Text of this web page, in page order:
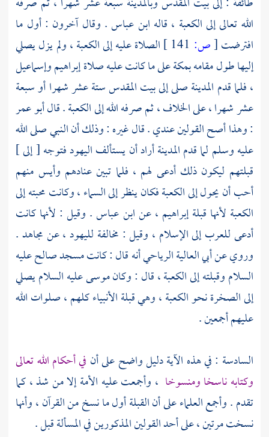
الله تعالى إلى الكعبة ، قاله ابن عباس. وقال آخرون : أول ما
افترضت[ص: الصلاة عليه إلىالكعبة، ولم يزل يصلي
إليها طول مقامهبمكةعلى ما كانت عليه صلاةإبراهيموإسماعيل
، فلما قدم المدينةصلى إلىبيت المقدسستة عشر شهرا أو سبعة
عشر شهرا ، على الخلاف ، ثم صرفه الله إلىالكعبة. قالأبو عمر
: وهذا أصح القولين عندي . قال غيره : وذلك أن النبي صلى الله
عليه وسلم لما قدمالمدينةأراد أن يستألف اليهود فتوجه [ إلى ]
قبلتهم ليكون ذلك أدعى لهم ، فلما تبين عنادهم وأيس منهم
أحب أن يحول إلىالكعبةفكان ينظر إلى السماء ، وكانت محبته إلى
الكعبة لأنها قبلةإبراهيم ، عنابن عباس. وقيل : لأنها كانت
أدعى للعرب إلى الإسلام ، وقيل : مخالفة لليهود ، عنمجاهد.
وروي عنأبي العالية الرياحيأنه قال : كانتمسجدصالحعليه
السلام وقبلته إلىالكعبة، قال : وكانموسىعليه السلام يصلي
إلى الصخرة نحوالكعبة، وهي قبلة الأنبياء كلهم ، صلوات الله
عليهم أجمعين .
السادسة : في هذه الآية دليل واضح على أن في أحكام الله تعالى
وكتابه ناسخا ومنسوخا ، وأجمعت عليه الأمة إلا من شذ ، كما
تقدم . وأجمع العلماء على أن القبلة أول ما نسخ من القرآن ، وأنها
نسخت مرتين ، على أحد القولين المذكورين في المسألة قبل .